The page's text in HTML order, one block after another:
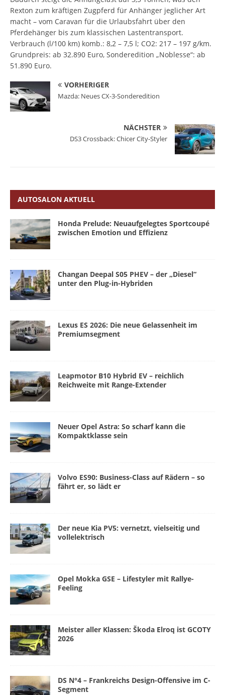
Rexton zum kräftigen Zugpferd für Anhänger jeglicher Art
macht – vom Caravan für die Urlaubsfahrt über den
Pferdehänger bis zum klassischen Lastentransport.
Verbrauch (l/100 km) komb.: 8,2 – 7,5 l; CO2: 217 – 197 g/km.
Grundpreis: ab 32.890 Euro, Sonderedition „Noblesse“: ab
51.890 Euro.
VORHERIGER
Mazda: Neues CX-3-Sonderedition
NÄCHSTER
DS3 Crossback: Chicer City-Styler
AUTOSALON AKTUELL
Honda Prelude: Neuaufgelegtes Sportcoupé
zwischen Emotion und Effizienz
Changan Deepal S05 PHEV – der „Diesel“
unter den Plug-in-Hybriden
Lexus ES 2026: Die neue Gelassenheit im
Premiumsegment
Leapmotor B10 Hybrid EV – reichlich
Reichweite mit Range-Extender
Neuer Opel Astra: So scharf kann die
Kompaktklasse sein
Volvo ES90: Business-Class auf Rädern – so
fährt er, so lädt er
Der neue Kia PV5: vernetzt, vielseitig und
vollelektrisch
Opel Mokka GSE – Lifestyler mit Rallye-
Feeling
Meister aller Klassen: Škoda Elroq ist GCOTY
2026
DS N°4 – Frankreichs Design-Offensive im C-
Segment